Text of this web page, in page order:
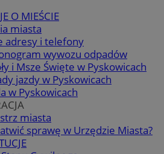
O MIEŚCIE
miasta
adresy i telefony
wywozu odpadów
i Msze Święte w Pyskowicach
jazdy w Pyskowicach
w Pyskowicach
miasta
sprawę w Urzędzie Miasta?